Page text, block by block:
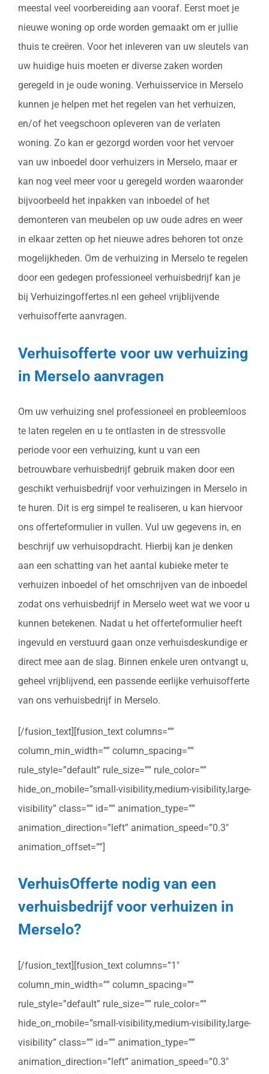
meestal veel voorbereiding aan vooraf. Eerst moet je
nieuwe woning op orde worden gemaakt om er jullie
thuis te creëren. Voor het inleveren van uw sleutels van
uw huidige huis moeten er diverse zaken worden
geregeld in je oude woning. Verhuisservice in Merselo
kunnen je helpen met het regelen van het verhuizen,
en/of het veegschoon opleveren van de verlaten
woning. Zo kan er gezorgd worden voor het vervoer
van uw inboedel door verhuizers in Merselo, maar er
kan nog veel meer voor u geregeld worden waaronder
bijvoorbeeld het inpakken van inboedel of het
demonteren van meubelen op uw oude adres en weer
in elkaar zetten op het nieuwe adres behoren tot onze
mogelijkheden. Om de verhuizing in Merselo te regelen
door een gedegen professioneel verhuisbedrijf kan je
bij Verhuizingoffertes.nl een geheel vrijblijvende
verhuisofferte aanvragen.
Verhuisofferte voor uw verhuizing
in Merselo aanvragen
Om uw verhuizing snel professioneel en probleemloos
te laten regelen en u te ontlasten in de stressvolle
periode voor een verhuizing, kunt u van een
betrouwbare verhuisbedrijf gebruik maken door een
geschikt verhuisbedrijf voor verhuizingen in Merselo in
te huren. Dit is erg simpel te realiseren, u kan hiervoor
ons offerteformulier in vullen. Vul uw gegevens in, en
beschrijf uw verhuisopdracht. Hierbij kan je denken
aan een schatting van het aantal kubieke meter te
verhuizen inboedel of het omschrijven van de inboedel
zodat ons verhuisbedrijf in Merselo weet wat we voor u
kunnen betekenen. Nadat u het offerteformulier heeft
ingevuld en verstuurd gaan onze verhuisdeskundige er
direct mee aan de slag. Binnen enkele uren ontvangt u,
geheel vrijblijvend, een passende eerlijke verhuisofferte
van ons verhuisbedrijf in Merselo.
[/fusion_text][fusion_text columns=””
column_min_width=”” column_spacing=””
rule_style=”default” rule_size=”” rule_color=””
hide_on_mobile=”small-visibility,medium-visibility,large-
visibility” class=”” id=”” animation_type=””
animation_direction=”left” animation_speed=”0.3″
animation_offset=””]
VerhuisOfferte nodig van een
verhuisbedrijf voor verhuizen in
Merselo?
[/fusion_text][fusion_text columns=”1″
column_min_width=”” column_spacing=””
rule_style=”default” rule_size=”” rule_color=””
hide_on_mobile=”small-visibility,medium-visibility,large-
visibility” class=”” id=”” animation_type=””
animation_direction=”left” animation_speed=”0.3″